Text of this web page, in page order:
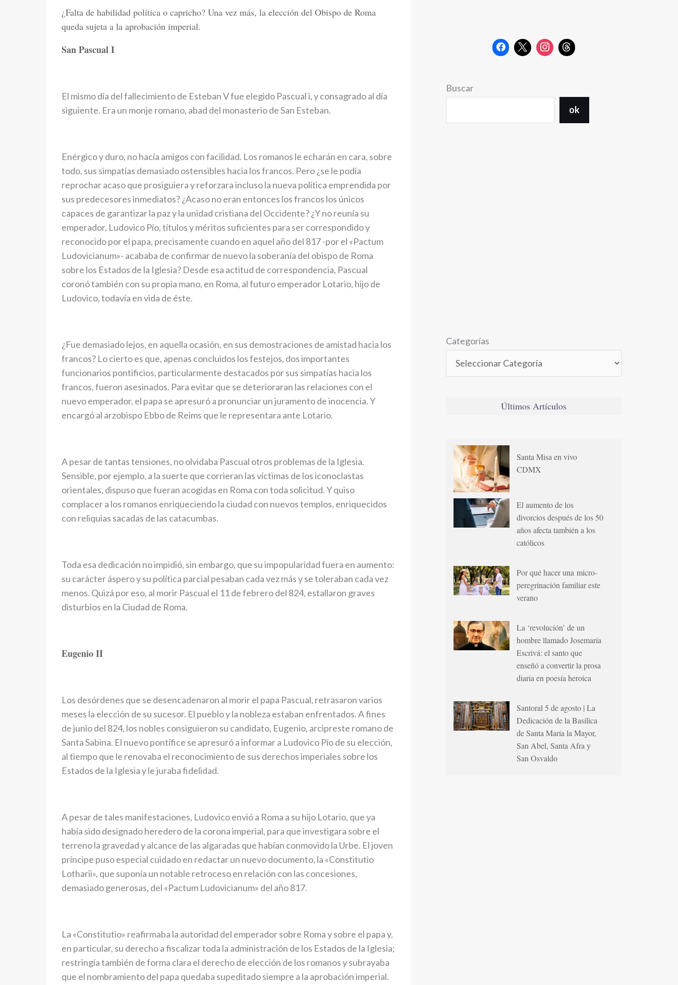
¿Falta de habilidad política o capricho? Una vez más, la elección del Obispo de Roma
queda sujeta a la aprobación imperial.
San Pascual I
El mismo día del fallecimiento de Esteban V fue elegido Pascual i, y consagrado al día
siguiente. Era un monje romano, abad del monasterio de San Esteban.
Enérgico y duro, no hacía amigos con facilidad. Los romanos le echarán en cara, sobre
todo, sus simpatías demasiado ostensibles hacia los francos. Pero ¿se le podía
reprochar acaso que prosiguiera y reforzara incluso la nueva política emprendida por
sus predecesores inmediatos? ¿Acaso no eran entonces los francos los únicos
capaces de garantizar la paz y la unidad cristiana del Occidente? ¿Y no reunía su
emperador, Ludovico Pío, títulos y méritos suficientes para ser correspondido y
reconocido por el papa, precisamente cuando en aquel año del 817 -por el «Pactum
Ludovicianum»- acababa de confirmar de nuevo la soberanía del obispo de Roma
sobre los Estados de la Iglesia? Desde esa actitud de correspondencia, Pascual
coronó también con su propia mano, en Roma, al futuro emperador Lotario, hijo de
Ludovico, todavía en vida de éste.
¿Fue demasiado lejos, en aquella ocasión, en sus demostraciones de amistad hacia los
francos? Lo cierto es que, apenas concluidos los festejos, dos importantes
funcionarios pontificios, particularmente destacados por sus simpatías hacia los
francos, fueron asesinados. Para evitar que se deterioraran las relaciones con el
nuevo emperador, el papa se apresuró a pronunciar un juramento de inocencia. Y
encargó al arzobispo Ebbo de Reims que le representara ante Lotario.
A pesar de tantas tensiones, no olvidaba Pascual otros problemas de la Iglesia.
Sensible, por ejemplo, a la suerte que corrieran las víctimas de los iconoclastas
orientales, dispuso que fueran acogidas en Roma con toda solicitud. Y quiso
complacer a los romanos enriqueciendo la ciudad con nuevos templos, enriquecidos
con reliquias sacadas de las catacumbas.
Toda esa dedicación no impidió, sin embargo, que su impopularidad fuera en aumento:
su carácter áspero y su política parcial pesaban cada vez más y se toleraban cada vez
menos. Quizá por eso, al morir Pascual el 11 de febrero del 824, estallaron graves
disturbios en la Ciudad de Roma.
Eugenio II
Los desórdenes que se desencadenaron al morir el papa Pascual, retrasaron varios
meses la elección de su sucesor. El pueblo y la nobleza estaban enfrentados. A fines
de junio del 824, los nobles consiguieron su candidato, Eugenio, arcipreste romano de
Santa Sabina. El nuevo pontífice se apresuró a informar a Ludovico Pío de su elección,
al tiempo que le renovaba el reconocimiento de sus derechos imperiales sobre los
Estados de la Iglesia y le juraba fidelidad.
A pesar de tales manifestaciones, Ludovico envió a Roma a su hijo Lotario, que ya
había sido designado heredero de la corona imperial, para que investigara sobre el
terreno la gravedad y alcance de las algaradas que habían conmovido la Urbe. El joven
príncipe puso especial cuidado en redactar un nuevo documento, la «Constitutio
Lotharii», que suponía un notable retroceso en relación con las concesiones,
demasiado generosas, del «Pactum Ludovicianum» del año 817.
La «Constitutio» reafirmaba la autoridad del emperador sobre Roma y sobre el papa y,
en particular, su derecho a fiscalizar toda la administración de los Estados de la Iglesia;
restringía también de forma clara el derecho de elección de los romanos y subrayaba
que el nombramiento del papa quedaba supeditado siempre a la aprobación imperial.
Buscar
ok
Categorías
Últimos Artículos
Santa Misa en vivo
CDMX
El aumento de los
divorcios después de los 50
años afecta también a los
católicos
Por qué hacer una micro-
peregrinación familiar este
verano
La ‘revolución’ de un
hombre llamado Josemaría
Escrivá: el santo que
enseñó a convertir la prosa
diaria en poesía heroica
Santoral 5 de agosto | La
Dedicación de la Basílica
de Santa María la Mayor,
San Abel, Santa Afra y
San Osvaldo